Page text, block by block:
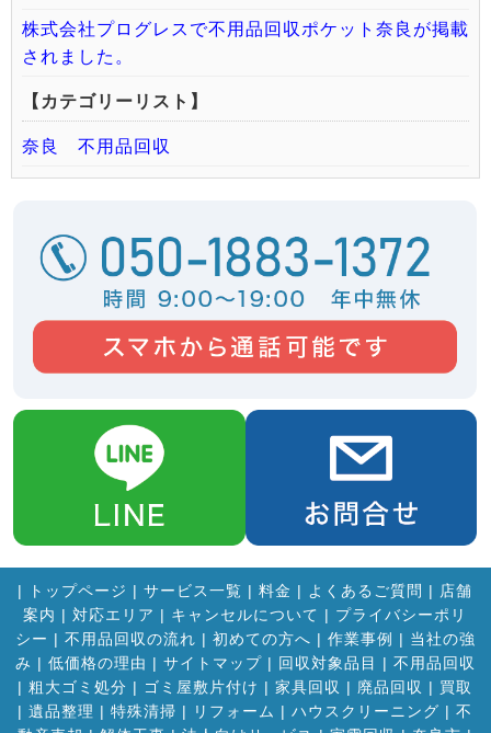
株式会社プログレスで不用品回収ポケット奈良が掲載
されました。
【カテゴリーリスト】
奈良 不用品回収
| トップページ | サービス一覧 | 料金 | よくあるご質問 | 店舗
案内 | 対応エリア | キャンセルについて | プライバシーポリ
シー | 不用品回収の流れ | 初めての方へ | 作業事例 | 当社の強
み | 低価格の理由 | サイトマップ| 回収対象品目 | 不用品回収
| 粗大ゴミ処分 | ゴミ屋敷片付け | 家具回収 | 廃品回収 | 買取
| 遺品整理 | 特殊清掃 | リフォーム | ハウスクリーニング | 不